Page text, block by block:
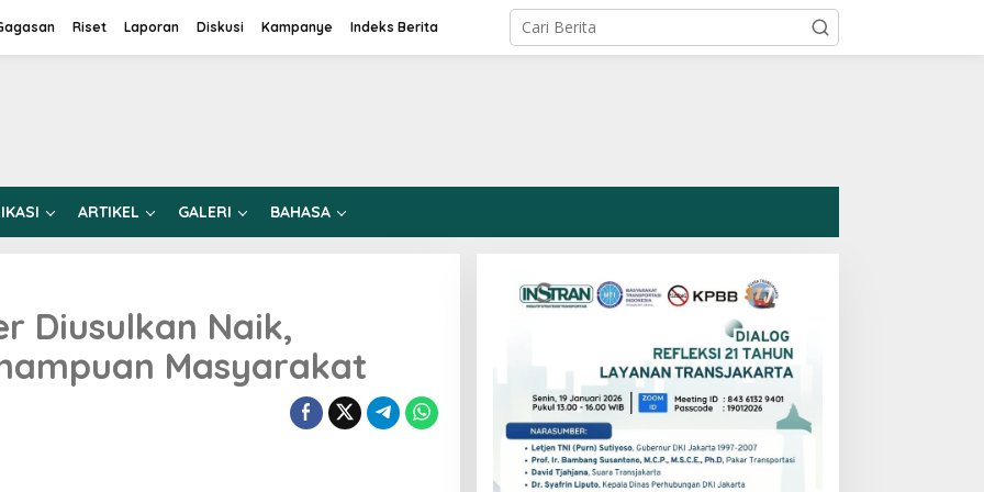
Riset Laporan Diskusi Kampanye Indeks Berita
ARTIKEL GALERI BAHASA
Diusulkan Naik,
Masyarakat